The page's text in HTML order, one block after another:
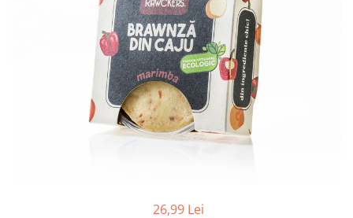
BĂUTURI / LAPTE VEGETAL
CREME ȘI PASTE TARTINABILE
CEAIURI GRECEȘTI
CIOCOLATĂ ȘI CACAO
26,99 Lei